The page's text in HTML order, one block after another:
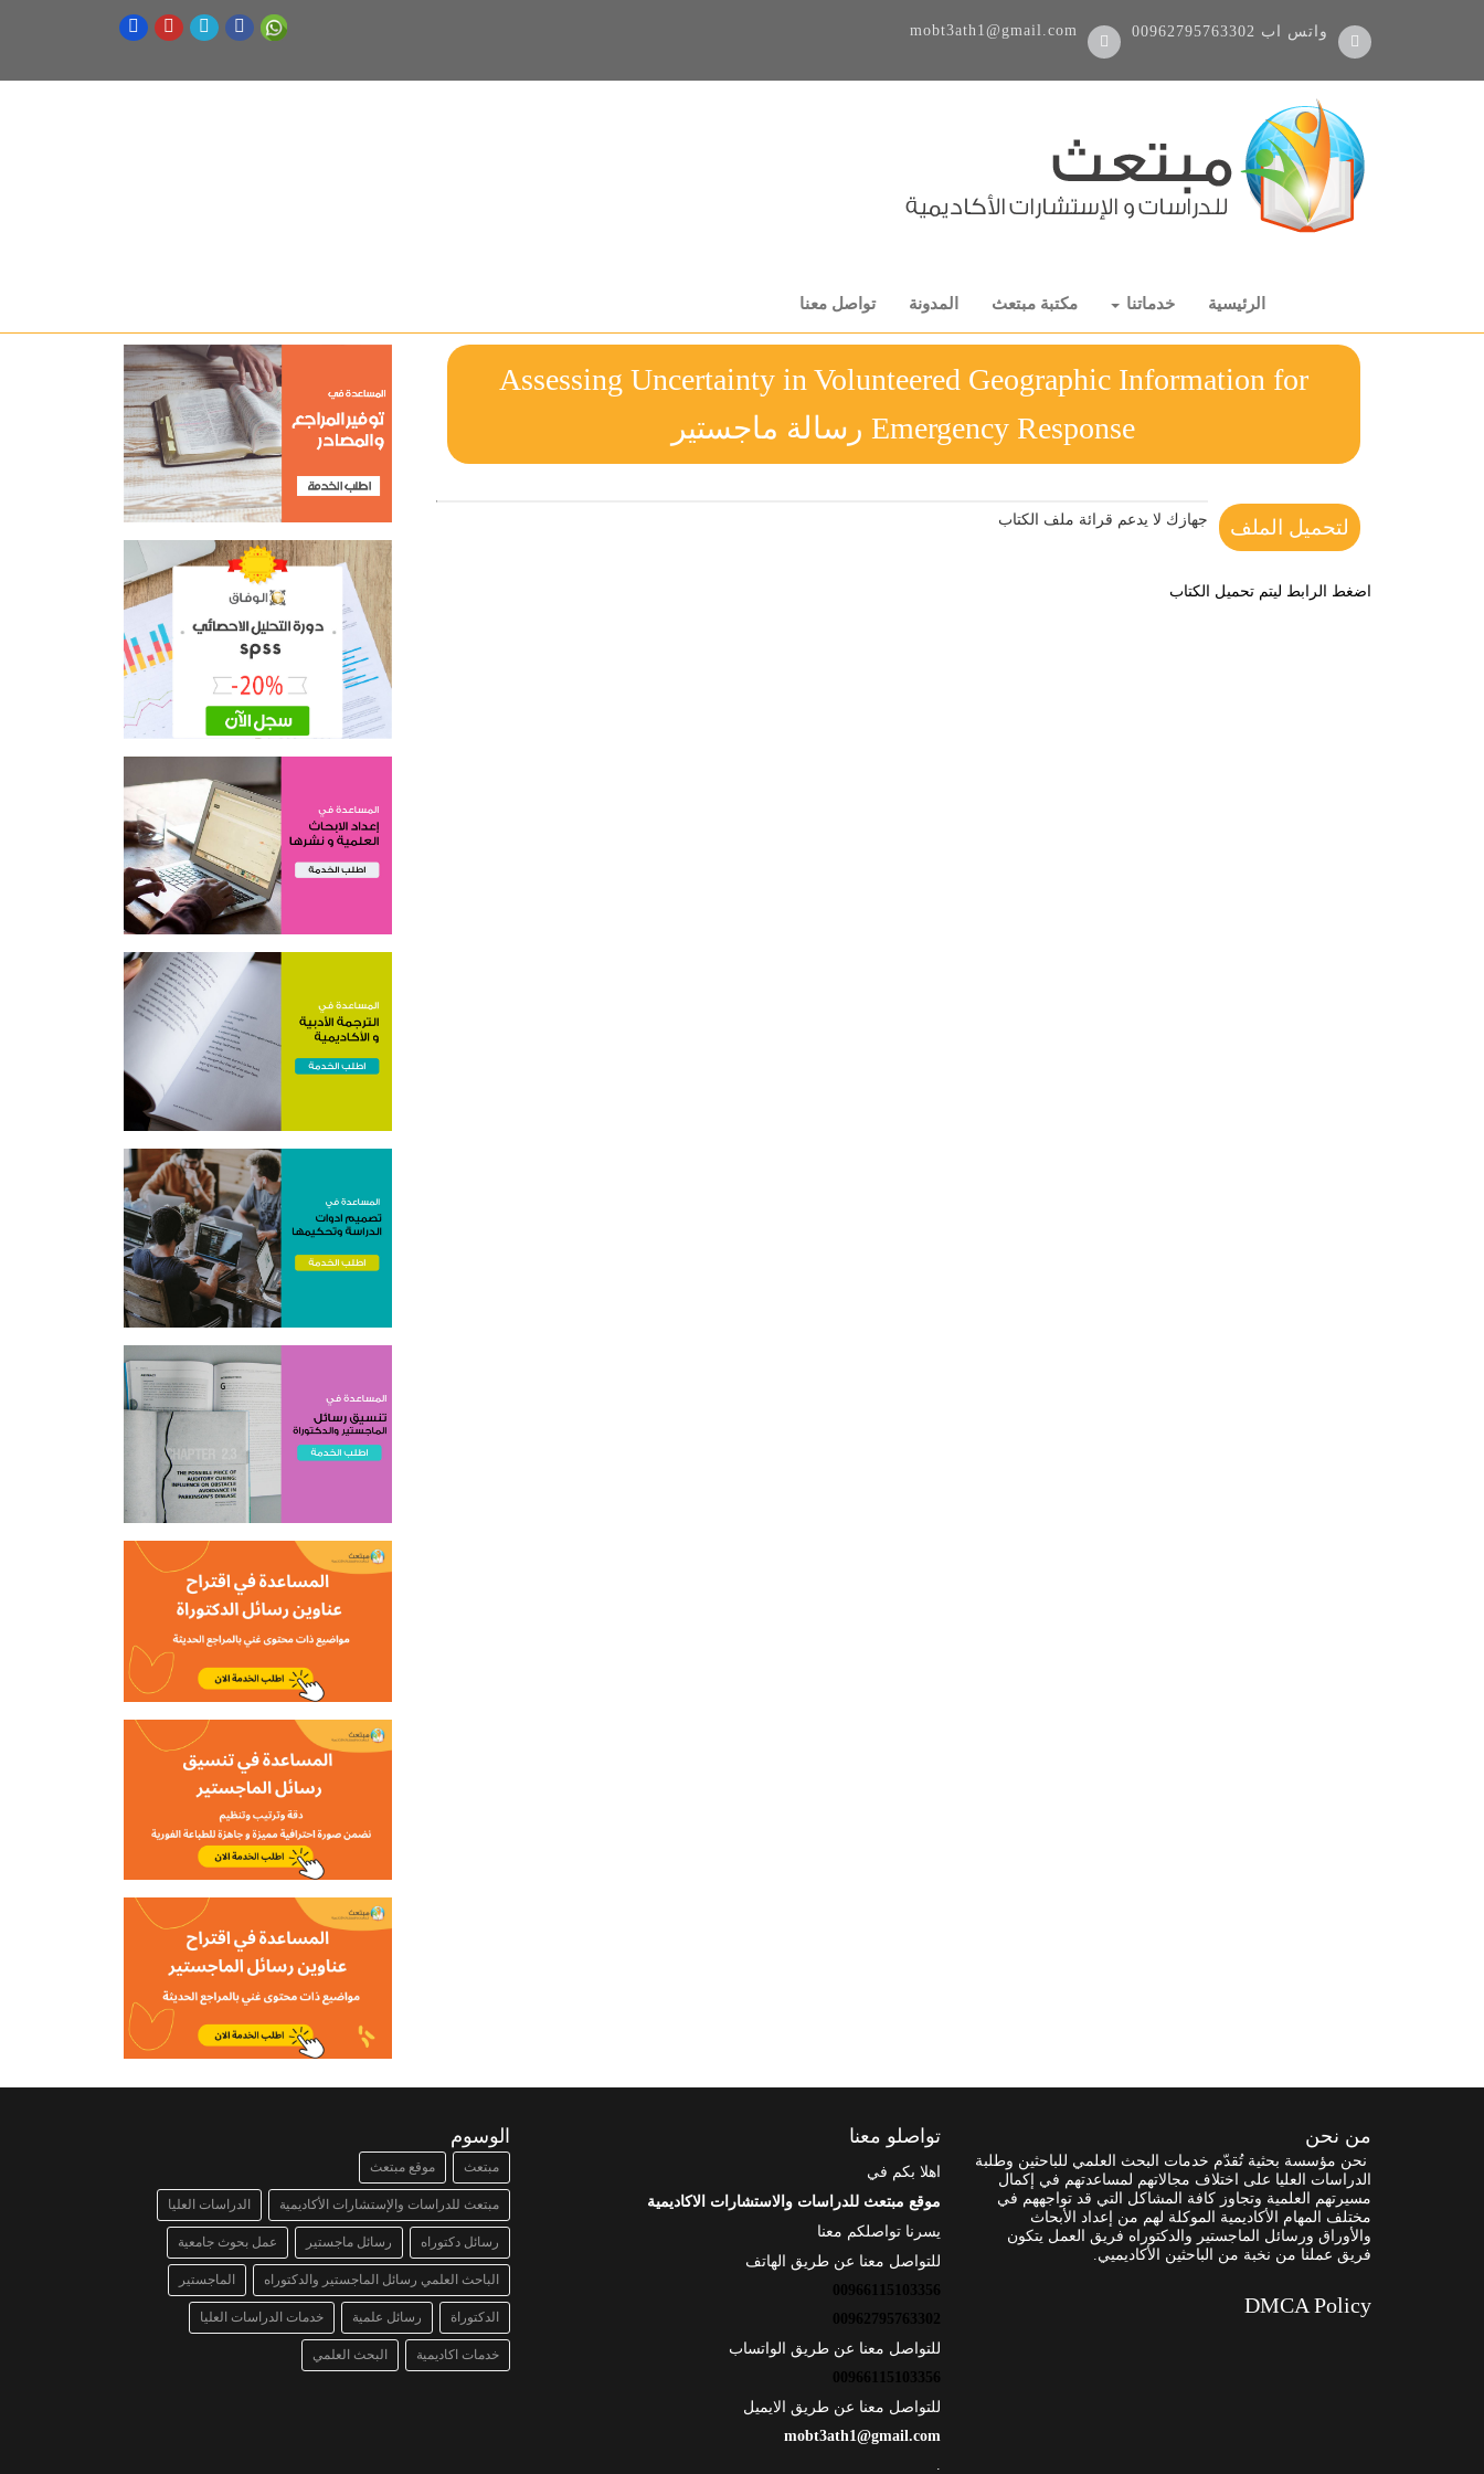
00962795763302 واتس اب mobt3ath1@gmail.com
الرئيسية خدماتنا مكتبة مبتعث المدونة تواصل معنا
Assessing Uncertainty in Volunteered Geographic Information for
Emergency Response رسالة ماجستير
لتحميل الملف جهازك لا يدعم قرائة ملف الكتاب
اضغط الرابط ليتم تحميل الكتاب
من نحن
نحن مؤسسة بحثية تُقدّم خدمات البحث العلمي للباحثين وطلبة
الدراسات العليا على اختلاف مجالاتهم لمساعدتهم في إكمال
مسيرتهم العلمية وتجاوز كافة المشاكل التي قد تواجههم في
مختلف المهام الأكاديمية الموكلة لهم من إعداد الأبحاث
والأوراق ورسائل الماجستير والدكتوراه فريق العمل يتكون
فريق عملنا من نخبة من الباحثين الأكاديميي.
DMCA Policy
تواصلو معنا
اهلا بكم في
موقع مبتعث للدراسات والاستشارات الاكاديمية
يسرنا تواصلكم معنا
للتواصل معنا عن طريق الهاتف
00966115103356
00962795763302
للتواصل معنا عن طريق الواتساب
00966115103356
للتواصل معنا عن طريق الايميل
mobt3ath1@gmail.com
الوسوم
مبتعث موقع مبتعث
مبتعث للدراسات والإستشارات الأكاديمية الدراسات العليا
رسائل دكتوراه رسائل ماجستير عمل بحوث جامعية
الباحث العلمي رسائل الماجستير والدكتوراه الماجستير
الدكتوراة رسائل علمية خدمات الدراسات العليا
خدمات اكاديمية البحث العلمي